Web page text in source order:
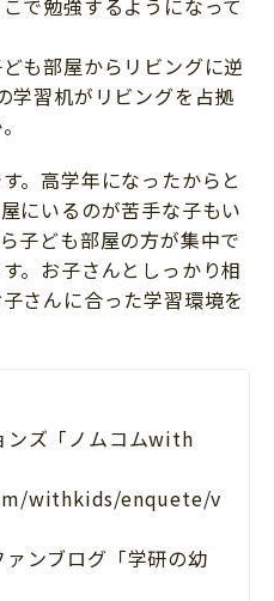
も部屋からリビングに逆
学習机がリビングを占拠
。高学年になったからと
にいるのが苦手な子もい
子ども部屋の方が集中で
。お子さんとしっかり相
さんに合った学習環境を
ンズ「ノムコムwith
withkids/enquete/v
ンブログ「学研の幼